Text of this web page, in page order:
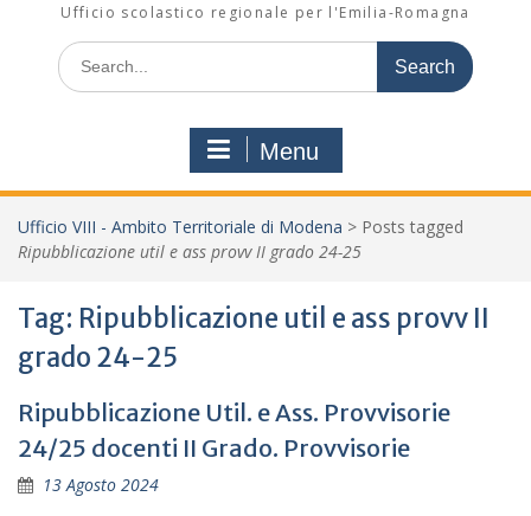
Ufficio scolastico regionale per l'Emilia-Romagna
Search
for:
Menu
Ufficio VIII - Ambito Territoriale di Modena > Posts tagged
Ripubblicazione util e ass provv II grado 24-25
Tag: Ripubblicazione util e ass provv II
grado 24-25
Ripubblicazione Util. e Ass. Provvisorie
24/25 docenti II Grado. Provvisorie
13 Agosto 2024